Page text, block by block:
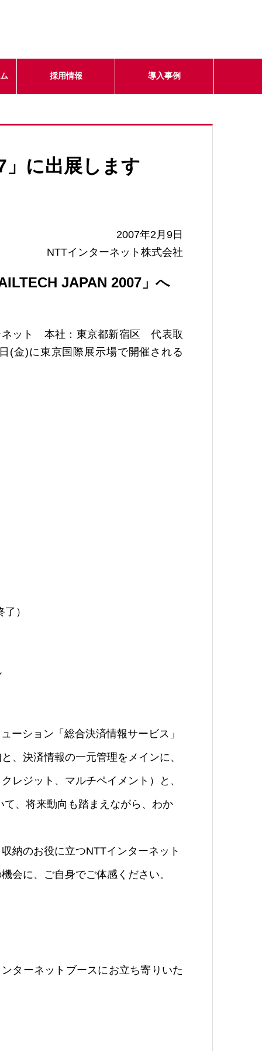
採用情報 導入事例
」に出展します
2007年2月9日
NTTインターネット株式会社
JAPAN 2007」へ
ネット 本社：東京都新宿区 代表取
金)に東京国際展示場で開催される
）
ーション「総合決済情報サービス」
、決済情報の一元管理をメインに、
レジット、マルチペイメント）と、
、将来動向も踏まえながら、わか
納のお役に立つNTTインターネット
会に、ご自身でご体感ください。
ターネットブースにお立ち寄りいた